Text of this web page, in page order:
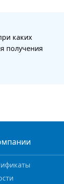
каких
получения